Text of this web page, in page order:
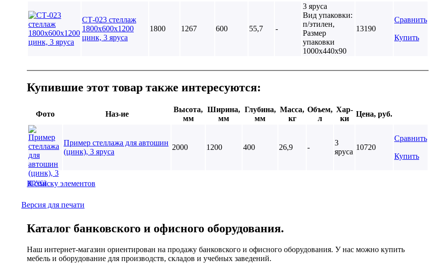
СТ-023 стеллаж
1800х600х1200
цинк, 3 яруса
1800 1267 600 55,7 -
3 яруса
Вид упаковки:
п/этилен,
Размер
упаковки
1000х440х90
13190
Сравнить
Купить
Купившие этот товар также интересуются:
Фото Наз-ие
Высота,
мм
Ширина,
мм
Глубина,
мм
Масса,
кг
Объем,
л
Хар-
ки
Цена, руб.
Пример стеллажа для автошин
(цинк), 3 яруса
2000 1200 400 26,9 -
3
яруса
10720
Сравнить
Купить
К списку элементов
Версия для печати
Каталог банковского и офисного оборудования.
Наш интернет-магазин ориентирован на продажу банковского и офисного оборудования. У нас можно купить
мебель и оборудование для производств, складов и учебных заведений.